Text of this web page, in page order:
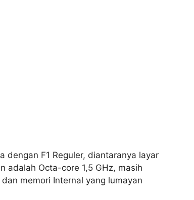
dengan F1 Reguler, diantaranya layar
adalah Octa-core 1,5 GHz, masih
memori Internal yang lumayan